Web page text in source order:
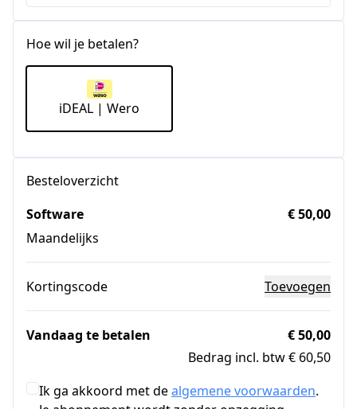
Hoe wil je betalen?
iDEAL | Wero
Besteloverzicht
Software
Maandelijks
€ 50,00
Kortingscode Toevoegen
Vandaag te betalen
€ 50,00
Bedrag incl. btw € 60,50
Ik ga akkoord met dealgemene voorwaarden.